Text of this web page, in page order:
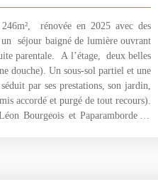
rénovée en 2025 avec des
séjour baigné de lumière ouvrant
parentale. A l’étage, deux belles
douche). Un sous-sol partiel et une
par ses prestations, son jardin,
accordé et purgé de tout recours).
Bourgeois et Paparamborde) 7